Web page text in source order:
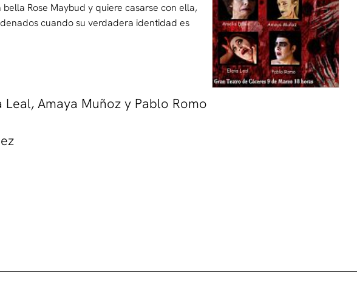
Rose Maybud y quiere casarse con ella,
cuando su verdadera identidad es
Amaya Muñoz y Pablo Romo